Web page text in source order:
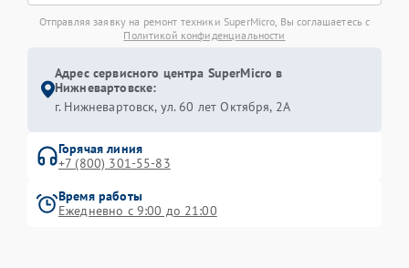
Отправляя заявку на ремонт техники SuperMicro, Вы соглашаетесь с
Политикой конфиденциальности
Адрес сервисного центра SuperMicro в
Нижневартовске:
г. Нижневартовск, ул. 60 лет Октября, 2А
Горячая линия
+7 (800) 301-55-83
Время работы
Ежедневно с 9:00 до 21:00